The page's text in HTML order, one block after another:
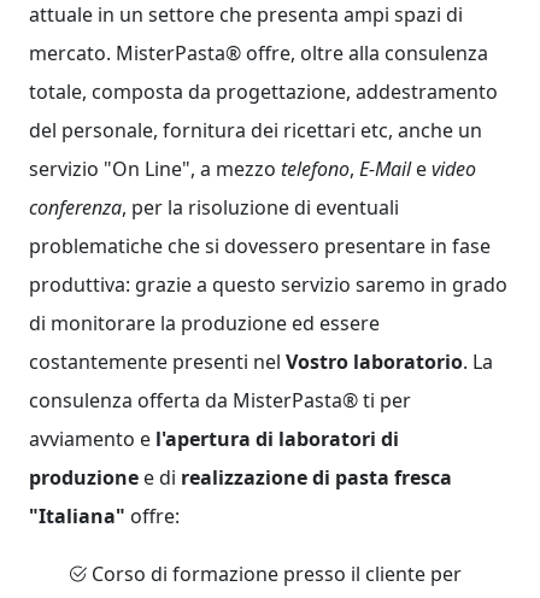
attuale in un settore che presenta ampi spazi di
mercato. MisterPasta® offre, oltre alla consulenza
totale, composta da progettazione, addestramento
del personale, fornitura dei ricettari etc, anche un
servizio "On Line", a mezzo telefono, E-Mailevideo
conferenza, per la risoluzione di eventuali
problematiche che si dovessero presentare in fase
produttiva: grazie a questo servizio saremo in grado
di monitorare la produzione ed essere
costantemente presenti nel Vostro laboratorio. La
consulenza offerta da MisterPasta®ti per
avviamento e l'apertura di laboratori di
produzione e di realizzazione di pasta fresca
"Italiana" offre:
Corso di formazione presso il cliente per